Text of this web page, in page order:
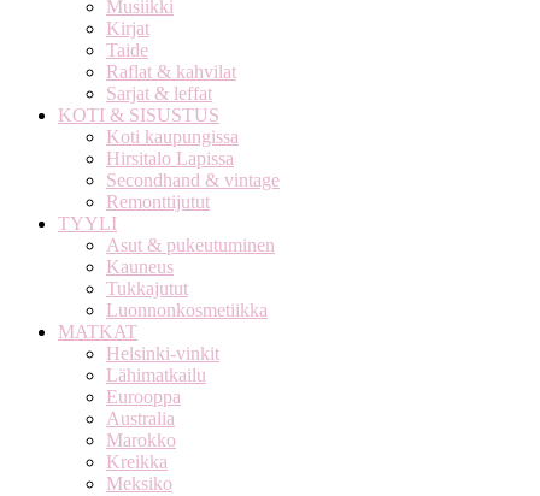
Musiikki
Kirjat
Taide
Raflat & kahvilat
Sarjat & leffat
KOTI & SISUSTUS
Koti kaupungissa
Hirsitalo Lapissa
Secondhand & vintage
Remonttijutut
TYYLI
Asut & pukeutuminen
Kauneus
Tukkajutut
Luonnonkosmetiikka
MATKAT
Helsinki-vinkit
Lähimatkailu
Eurooppa
Australia
Marokko
Kreikka
Meksiko